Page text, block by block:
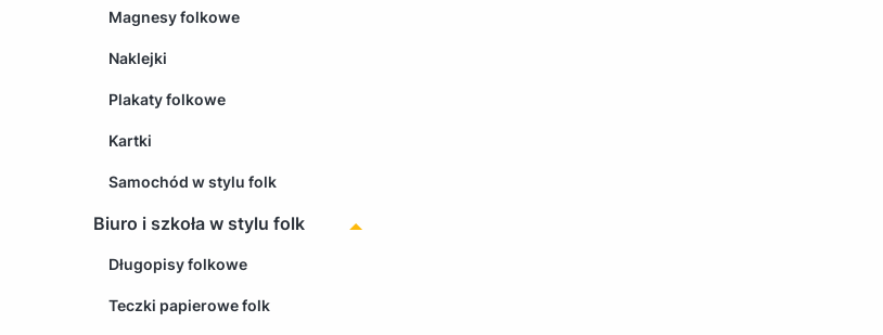
Magnesy folkowe
Naklejki
Plakaty folkowe
Kartki
Samochód w stylu folk
Biuro i szkoła w stylu folk
Długopisy folkowe
Teczki papierowe folk